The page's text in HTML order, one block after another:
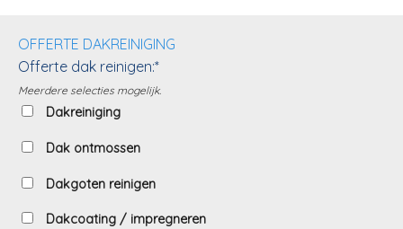
OFFERTE DAKREINIGING
Offerte dak reinigen:*
Meerdere selecties mogelijk.
Dakreiniging
Dak ontmossen
Dakgoten reinigen
Dakcoating / impregneren